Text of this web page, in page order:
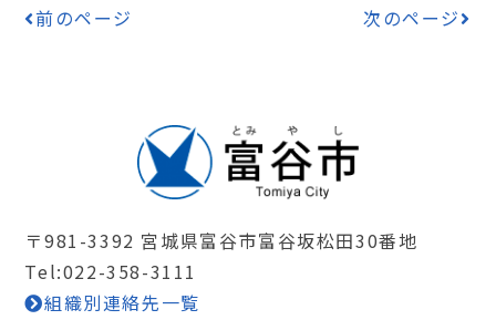
前のページ 次のページ
〒981-3392 宮城県富谷市富谷坂松田30番地
Tel:022-358-3111
組織別連絡先一覧